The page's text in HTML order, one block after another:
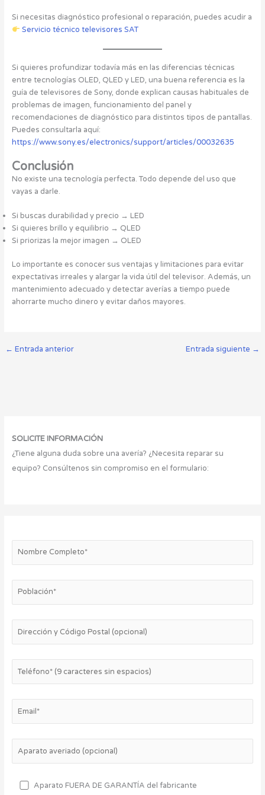
Si necesitas diagnóstico profesional o reparación, puedes acudir a
Servicio técnico televisores SAT
Si quieres profundizar todavía más en las diferencias técnicas
entre tecnologías OLED, QLED y LED, una buena referencia es la
guía de televisores de Sony, donde explican causas habituales de
problemas de imagen, funcionamiento del panel y
recomendaciones de diagnóstico para distintos tipos de pantallas.
Puedes consultarla aquí:
https://www.sony.es/electronics/support/articles/00032635
Conclusión
No existe una tecnología perfecta. Todo depende del uso que
vayas a darle.
Si buscas durabilidad y precio → LED
Si quieres brillo y equilibrio → QLED
Si priorizas la mejor imagen → OLED
Lo importante es conocer sus ventajas y limitaciones para evitar
expectativas irreales y alargar la vida útil del televisor. Además, un
mantenimiento adecuado y detectar averías a tiempo puede
ahorrarte mucho dinero y evitar daños mayores.
← Entrada anterior Entrada siguiente →
SOLICITE INFORMACIÓN
¿Tiene alguna duda sobre una avería? ¿Necesita reparar su
equipo? Consúltenos sin compromiso en el formulario:
Aparato FUERA DE GARANTÍA del fabricante